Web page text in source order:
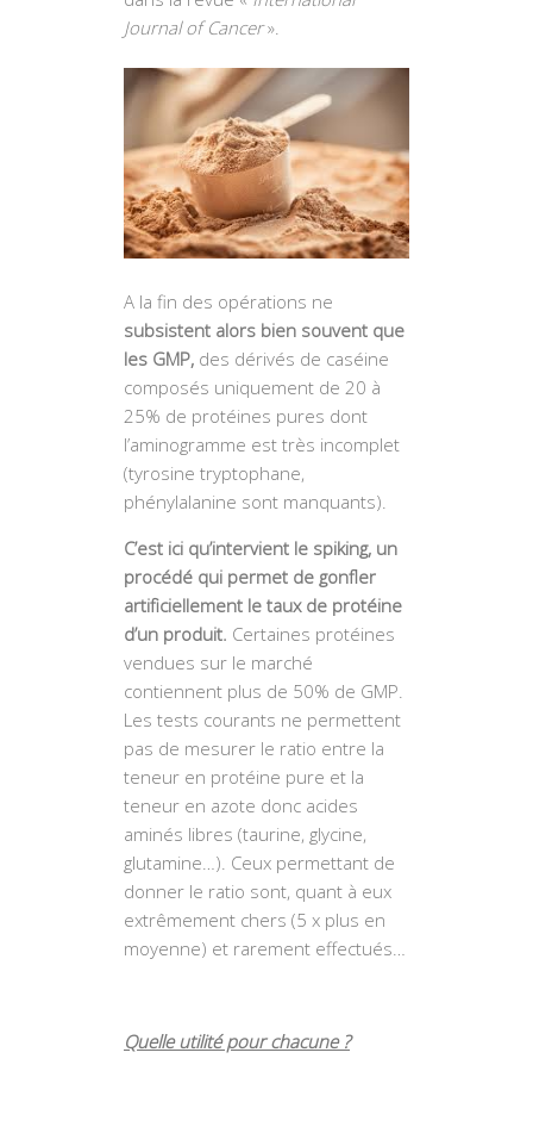
Journal of Cancer».
A la fin des opérations ne
subsistent alors bien souvent que
les GMP, des dérivés de caséine
composés uniquement de 20 à
25% de protéines pures dont
l’aminogramme est très incomplet
(tyrosine tryptophane,
phénylalanine sont manquants).
C’est ici qu’intervient le spiking, un
procédé qui permet de gonfler
artificiellement le taux de protéine
d’un produit. Certaines protéines
vendues sur le marché
contiennent plus de 50% de GMP.
Les tests courants ne permettent
pas de mesurer le ratio entre la
teneur en protéine pure et la
teneur en azote donc acides
aminés libres (taurine, glycine,
glutamine…). Ceux permettant de
donner le ratio sont, quant à eux
extrêmement chers (5 x plus en
moyenne) et rarement effectués…
Quelle utilité pour chacune ?